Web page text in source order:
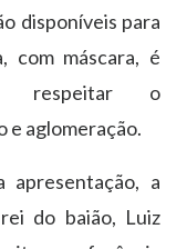
disponíveis para
com máscara, é
respeitar o
e aglomeração.
apresentação, a
do baião, Luiz